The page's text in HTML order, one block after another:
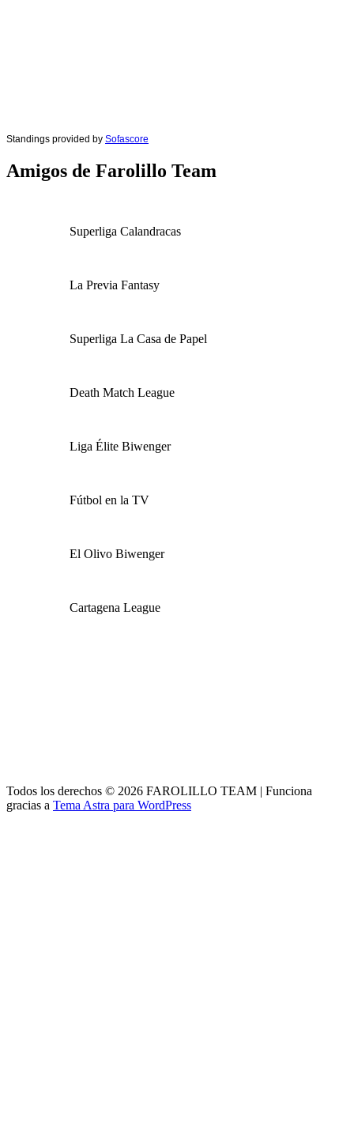
Standings provided by Sofascore
Amigos de Farolillo Team
Superliga Calandracas
La Previa Fantasy
Superliga La Casa de Papel
Death Match League
Liga Élite Biwenger
Fútbol en la TV
El Olivo Biwenger
Cartagena League
Todos los derechos © 2026 FAROLILLO TEAM | Funciona
gracias a Tema Astra para WordPress